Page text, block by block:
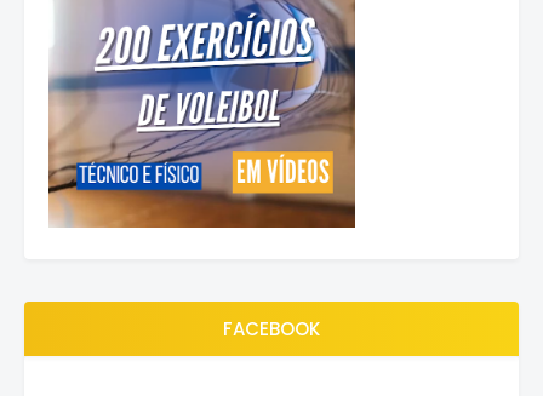
FACEBOOK